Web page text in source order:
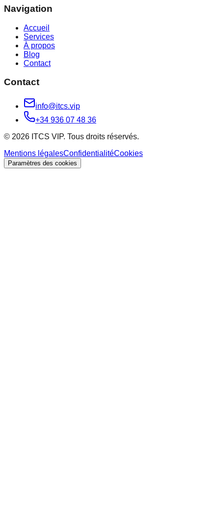
Navigation
Accueil
Services
À propos
Blog
Contact
Contact
info@itcs.vip
+34 936 07 48 36
© 2026 ITCS VIP. Tous droits réservés.
Mentions légalesConfidentialitéCookies
Paramètres des cookies